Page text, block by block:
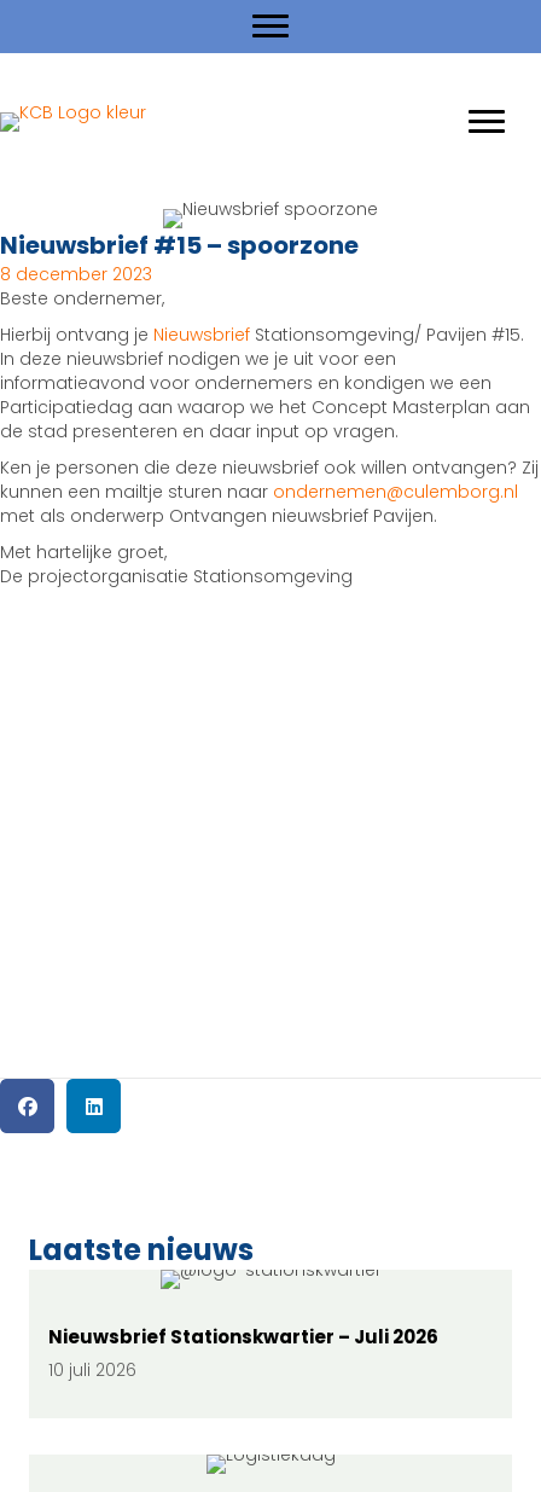
Nieuwsbrief #15 – spoorzone
8 december 2023
Beste ondernemer,
Hierbij ontvang je Nieuwsbrief Stationsomgeving/ Pavijen #15.
In deze nieuwsbrief nodigen we je uit voor een
informatieavond voor ondernemers en kondigen we een
Participatiedag aan waarop we het Concept Masterplan aan
de stad presenteren en daar input op vragen.
Ken je personen die deze nieuwsbrief ook willen ontvangen? Zij
kunnen een mailtje sturen naar ondernemen@culemborg.nl
met als onderwerp Ontvangen nieuwsbrief Pavijen.
Met hartelijke groet,
De projectorganisatie Stationsomgeving
Laatste nieuws
Nieuwsbrief Stationskwartier – Juli 2026
10 juli 2026